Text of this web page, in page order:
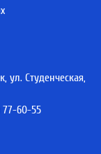
ул. Студенческая,
77-60-55